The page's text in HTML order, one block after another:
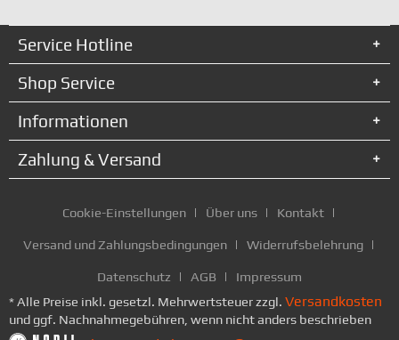
Service Hotline
Shop Service
Informationen
Zahlung & Versand
Cookie-Einstellungen Über uns Kontakt
Versand und Zahlungsbedingungen Widerrufsbelehrung
Datenschutz AGB
Impressum
* Alle Preise inkl. gesetzl. Mehrwertsteuer zzgl. Versandkosten
und ggf. Nachnahmegebühren, wenn nicht anders beschrieben